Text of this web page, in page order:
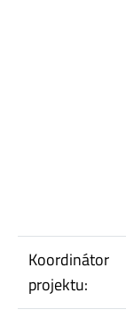
Koordinátor
projektu: